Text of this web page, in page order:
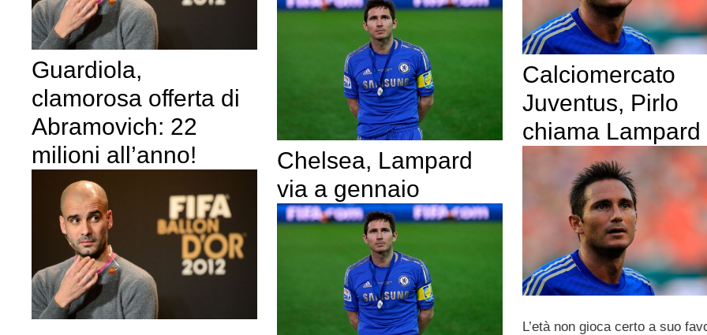
Guardiola,
clamorosa offerta di
Abramovich: 22
milioni all’anno!
Calciomercato
Juventus, Pirlo
chiama Lampard
L’età non gioca certo a suo
Chelsea, Lampard
via a gennaio